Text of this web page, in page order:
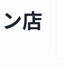
店